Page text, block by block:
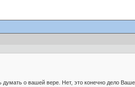
о вашей вере. Нет, это конечно дело